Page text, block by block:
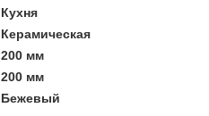
Кухня
Керамическая
200 мм
200 мм
Бежевый